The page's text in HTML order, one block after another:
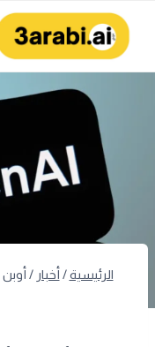
المحتوى
الرئيسية / أخبار /